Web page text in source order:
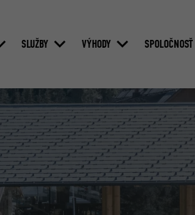
SLUŽBY VÝHODY SPOLOČNOSŤ